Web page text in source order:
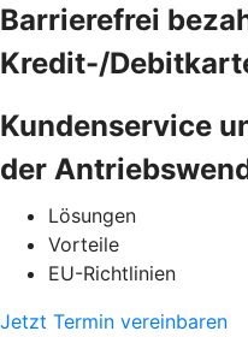
Barrierefrei
Kredit-/
Kundenservice
der
Lösungen
Vorteile
EU-Richtlinien
Jetzt Termin vereinbaren